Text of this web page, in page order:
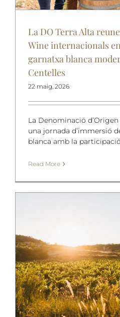
La DO Terra Alta
Wine internacionals
garnatxa blanca
Centelles
22 maig, 2026
La Denominació
una jornada d’immersió
blanca amb la
Read More